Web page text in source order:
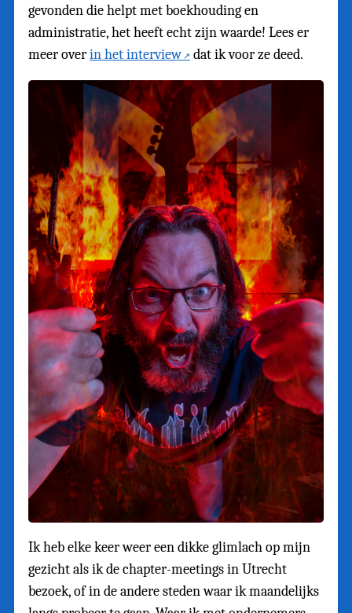
gevonden die helpt met boekhouding en
administratie, het heeft echt zijn waarde! Lees er
meer overin het interview dat ik voor ze deed.
Ik heb elke keer weer een dikke glimlach op mijn
gezicht als ik de chapter-meetings in Utrecht
bezoek, of in de andere steden waar ik maandelijks